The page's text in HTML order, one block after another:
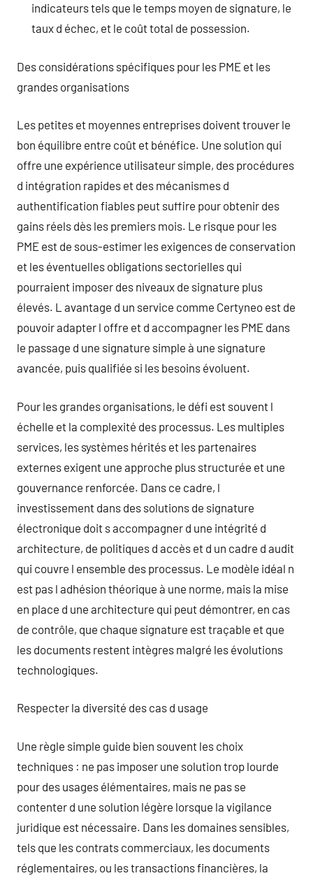
indicateurs tels que le temps moyen de signature, le
taux d échec, et le coût total de possession.
Des considérations spécifiques pour les PME et les
grandes organisations
Les petites et moyennes entreprises doivent trouver le
bon équilibre entre coût et bénéfice. Une solution qui
offre une expérience utilisateur simple, des procédures
d intégration rapides et des mécanismes d
authentification fiables peut suffire pour obtenir des
gains réels dès les premiers mois. Le risque pour les
PME est de sous-estimer les exigences de conservation
et les éventuelles obligations sectorielles qui
pourraient imposer des niveaux de signature plus
élevés. L avantage d un service comme Certyneo est de
pouvoir adapter l offre et d accompagner les PME dans
le passage d une signature simple à une signature
avancée, puis qualifiée si les besoins évoluent.
Pour les grandes organisations, le défi est souvent l
échelle et la complexité des processus. Les multiples
services, les systèmes hérités et les partenaires
externes exigent une approche plus structurée et une
gouvernance renforcée. Dans ce cadre, l
investissement dans des solutions de signature
électronique doit s accompagner d une intégrité d
architecture, de politiques d accès et d un cadre d audit
qui couvre l ensemble des processus. Le modèle idéal n
est pas l adhésion théorique à une norme, mais la mise
en place d une architecture qui peut démontrer, en cas
de contrôle, que chaque signature est traçable et que
les documents restent intègres malgré les évolutions
technologiques.
Respecter la diversité des cas d usage
Une règle simple guide bien souvent les choix
techniques : ne pas imposer une solution trop lourde
pour des usages élémentaires, mais ne pas se
contenter d une solution légère lorsque la vigilance
juridique est nécessaire. Dans les domaines sensibles,
tels que les contrats commerciaux, les documents
réglementaires, ou les transactions financières, la